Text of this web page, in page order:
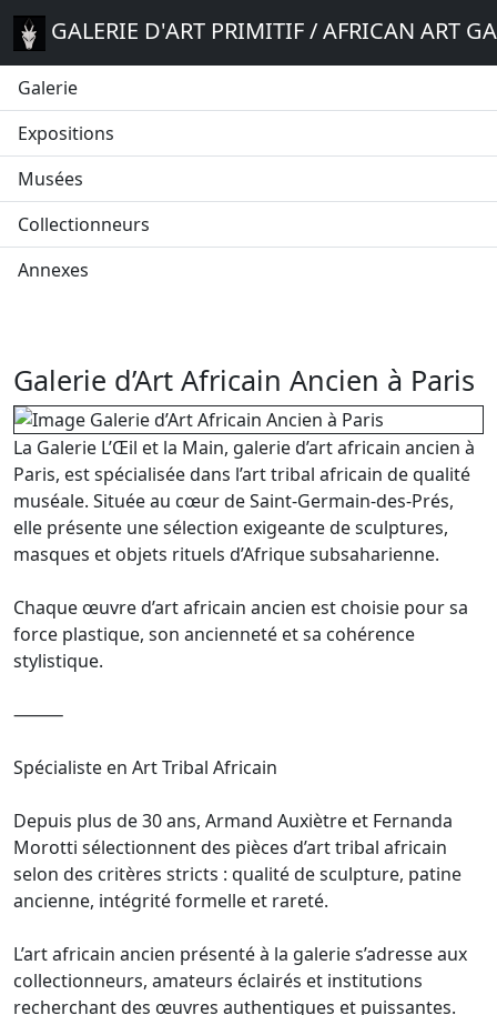
GALERIE D'ART PRIMITIF / AFRICAN ART
Galerie
Expositions
Musées
Collectionneurs
Annexes
Galerie d’Art Africain Ancien à Paris
La Galerie L’Œil et la Main, galerie d’art africain ancien à
Paris, est spécialisée dans l’art tribal africain de qualité
muséale. Située au cœur de Saint-Germain-des-Prés,
elle présente une sélection exigeante de sculptures,
masques et objets rituels d’Afrique subsaharienne.
Chaque œuvre d’art africain ancien est choisie pour sa
force plastique, son ancienneté et sa cohérence
stylistique.
⸻
Spécialiste en Art Tribal Africain
Depuis plus de 30 ans, Armand Auxiètre et Fernanda
Morotti sélectionnent des pièces d’art tribal africain
selon des critères stricts : qualité de sculpture, patine
ancienne, intégrité formelle et rareté.
L’art africain ancien présenté à la galerie s’adresse aux
collectionneurs, amateurs éclairés et institutions
recherchant des œuvres authentiques et puissantes.